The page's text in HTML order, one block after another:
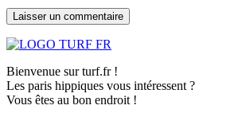
Bienvenue sur turf.fr !
Les paris hippiques vous intéressent ?
Vous êtes au bon endroit !